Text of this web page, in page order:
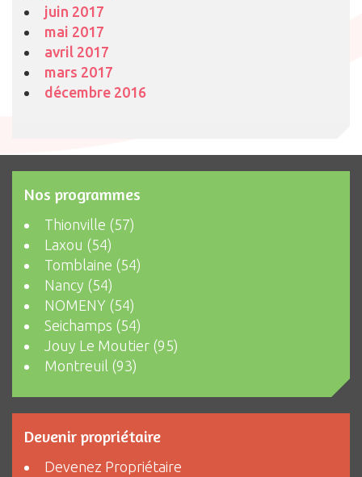
juin 2017
mai 2017
avril 2017
mars 2017
décembre 2016
Nos programmes
Thionville (57)
Laxou (54)
Tomblaine (54)
Nancy (54)
NOMENY (54)
Seichamps (54)
Jouy Le Moutier (95)
Montreuil (93)
Devenir propriétaire
Devenez Propriétaire